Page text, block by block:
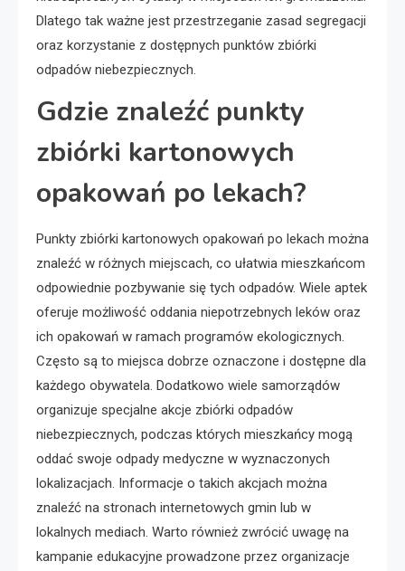
Dlatego tak ważne jest przestrzeganie zasad segregacji
oraz korzystanie z dostępnych punktów zbiórki
odpadów niebezpiecznych.
Gdzie znaleźć punkty
zbiórki kartonowych
opakowań po lekach?
Punkty zbiórki kartonowych opakowań po lekach można
znaleźć w różnych miejscach, co ułatwia mieszkańcom
odpowiednie pozbywanie się tych odpadów. Wiele aptek
oferuje możliwość oddania niepotrzebnych leków oraz
ich opakowań w ramach programów ekologicznych.
Często są to miejsca dobrze oznaczone i dostępne dla
każdego obywatela. Dodatkowo wiele samorządów
organizuje specjalne akcje zbiórki odpadów
niebezpiecznych, podczas których mieszkańcy mogą
oddać swoje odpady medyczne w wyznaczonych
lokalizacjach. Informacje o takich akcjach można
znaleźć na stronach internetowych gmin lub w
lokalnych mediach. Warto również zwrócić uwagę na
kampanie edukacyjne prowadzone przez organizacje